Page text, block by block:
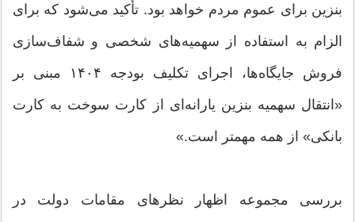
بنزین برای عموم مردم خواهد بود. تأکید می‌شود که برای
الزام به استفاده از سهمیه‌های شخصی و شفاف‌سازی
فروش جایگاه‌ها، اجرای تکلیف بودجه ۱۴۰۴ مبنی بر
«انتقال سهمیه بنزین یارانه‌ای از کارت سوخت به کارت
بانکی» از همه مهمتر است.»
بررسی مجموعه اظهار نظرهای مقامات دولت در